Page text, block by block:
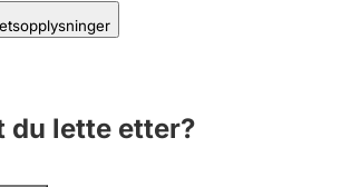
du lette etter?